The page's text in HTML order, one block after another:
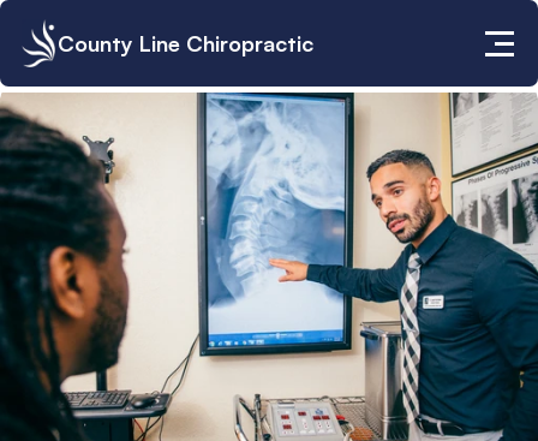
County Line Chiropractic